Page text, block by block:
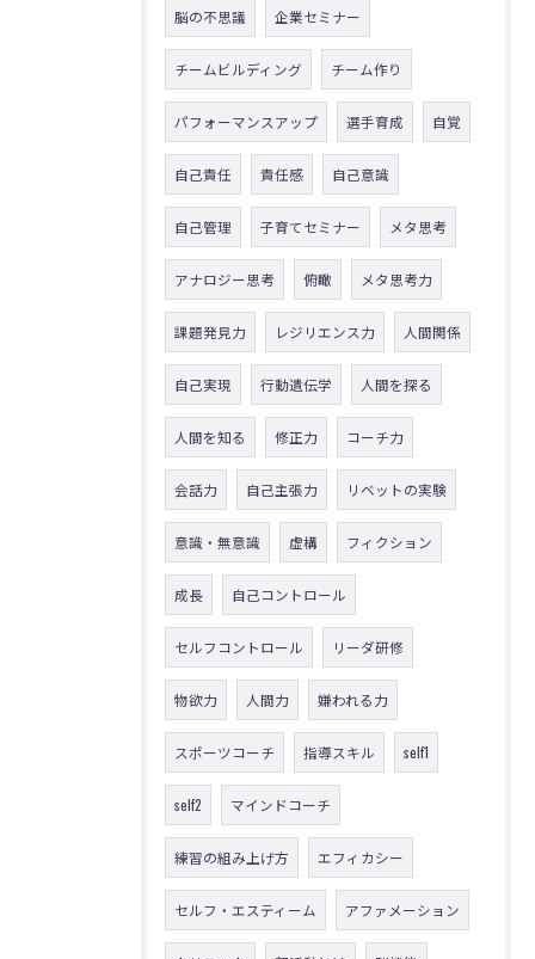
脳の不思議 企業セミナー
チームビルディング チーム作り
パフォーマンスアップ 選手育成 自覚
自己責任 責任感 自己意識
自己管理 子育てセミナー メタ思考
アナロジー思考 俯瞰 メタ思考力
課題発見力 レジリエンス力 人間関係
自己実現 行動遺伝学 人間を探る
人間を知る 修正力 コーチ力
会話力 自己主張力 リベットの実験
意識・無意識 虚構 フィクション
成長 自己コントロール
セルフコントロール リーダ研修
物欲力 人間力 嫌われる力
スポーツコーチ 指導スキル self1
self2 マインドコーチ
練習の組み上げ方 エフィカシー
セルフ・エスティーム アファメーション